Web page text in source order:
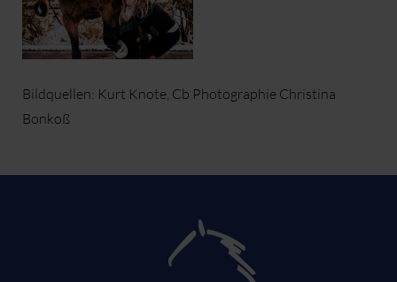
Bildquellen: Kurt Knote, Cb Photographie Christina
Bonkoß